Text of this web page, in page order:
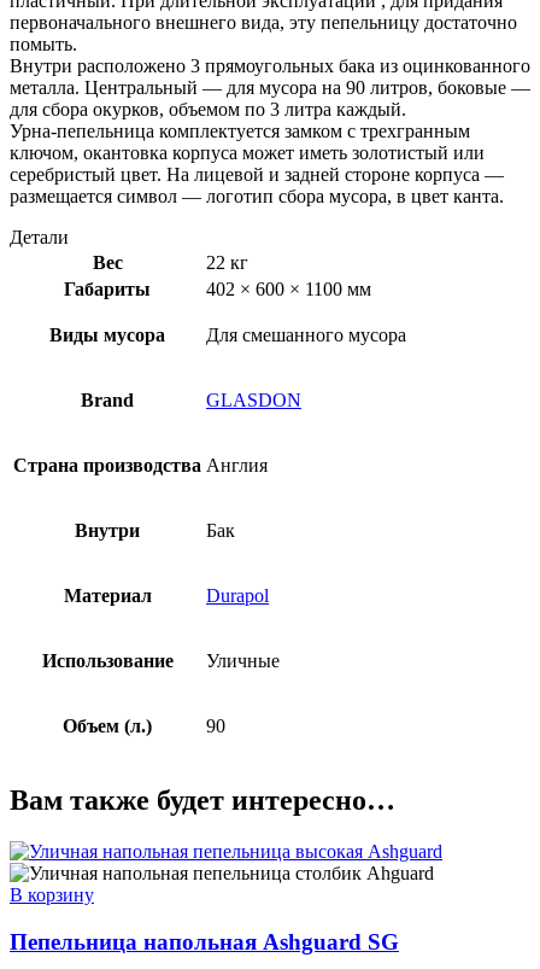
первоначального внешнего вида, эту пепельницу достаточно
помыть.
Внутри расположено 3 прямоугольных бака из оцинкованного
металла. Центральный — для мусора на 90 литров, боковые —
для сбора окурков, объемом по 3 литра каждый.
Урна-пепельница комплектуется замком с трехгранным
ключом, окантовка корпуса может иметь золотистый или
серебристый цвет. На лицевой и задней стороне корпуса —
размещается символ — логотип сбора мусора, в цвет канта.
Детали
Вес
22 кг
Габариты
402 × 600 × 1100 мм
Виды мусора Для смешанного мусора
Brand GLASDON
Страна производства Англия
Внутри Бак
Материал Durapol
Использование Уличные
Объем (л.) 90
Вам также будет интересно…
В корзину
Пепельница напольная Ashguard SG